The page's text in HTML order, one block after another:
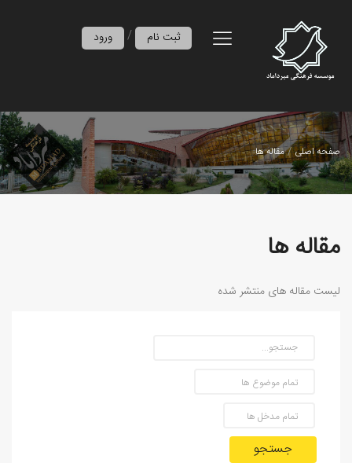
ورود / ثبت نام
صفحه اصلی مقاله ها
مقاله ها
لیست مقاله های منتشر شده
جستجو